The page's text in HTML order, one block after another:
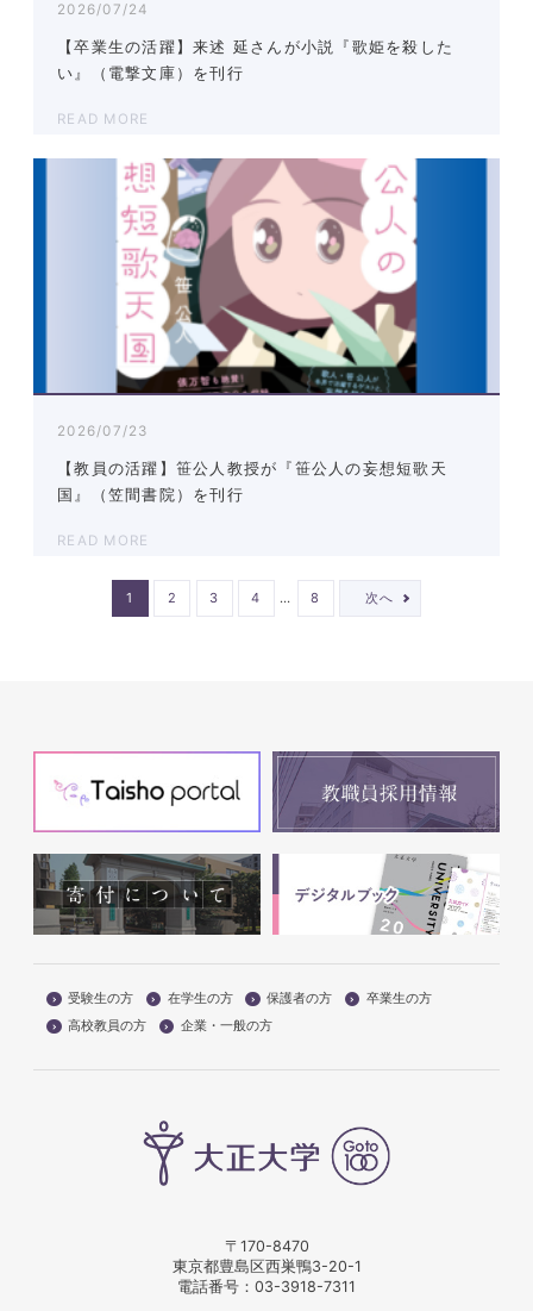
2026/07/24
【卒業生の活躍】来述 延さんが小説『歌姫を殺した
い』（電撃文庫）を刊行
READ MORE
2026/07/23
【教員の活躍】笹公人教授が『笹公人の妄想短歌天
国』（笠間書院）を刊行
READ MORE
1 2 3 4 … 8 次へ
受験生の方 在学生の方 保護者の方
卒業生の方
高校教員の方
企業・一般の方
〒170-8470
東京都豊島区西巣鴨3-20-1
電話番号： 03-3918-7311